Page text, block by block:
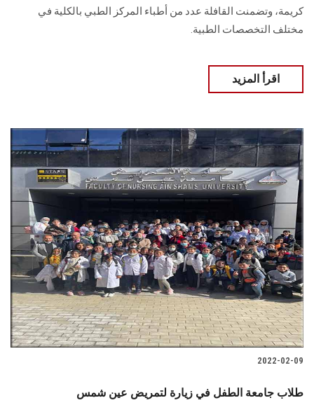
كريمة، وتضمنت القافلة عدد من أطباء المركز الطبي بالكلية في
مختلف التخصصات الطبية.
اقرأ المزيد
2022-02-09
طلاب جامعة الطفل في زيارة لتمريض عين شمس